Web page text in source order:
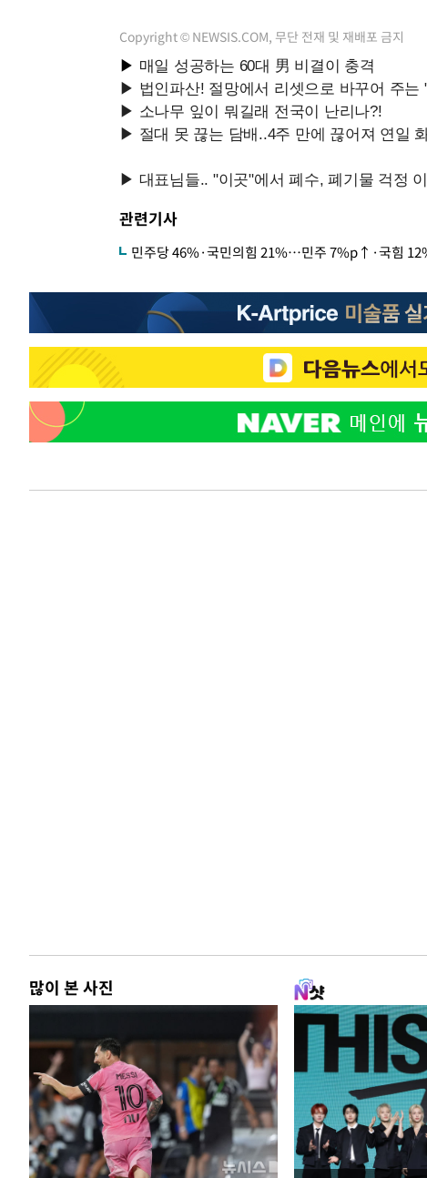
Copyright © NEWSIS.COM, 무단 전재 및 재배포 금지
관련기사
민주당 46%·국민의힘 21%…민주 7%p↑·국힘
많이 본 사진